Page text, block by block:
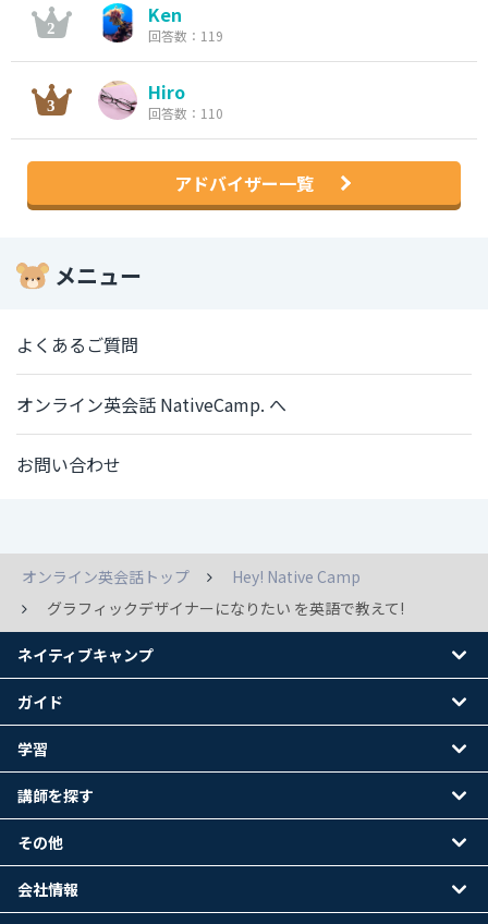
Ken
回答数：119
Hiro
回答数：110
アドバイザー一覧
メニュー
よくあるご質問
オンライン英会話 NativeCamp. へ
お問い合わせ
オンライン英会話トップ
Hey! Native Camp
グラフィックデザイナーになりたい を英語で教えて!
ネイティブキャンプ
ガイド
学習
講師を探す
その他
会社情報